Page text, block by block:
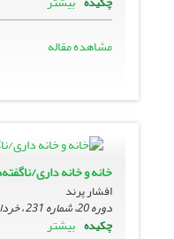
مشاهده مقاله
خانه و خانه داری/
افشار پرند
دوره 20، شماره 231 ، خرداد 1390
چکیده بیشتر